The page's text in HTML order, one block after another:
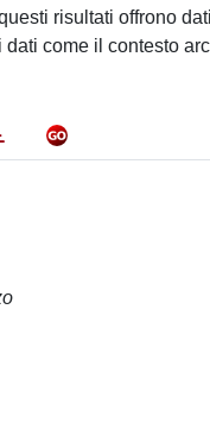
risultati offrono
come il contesto